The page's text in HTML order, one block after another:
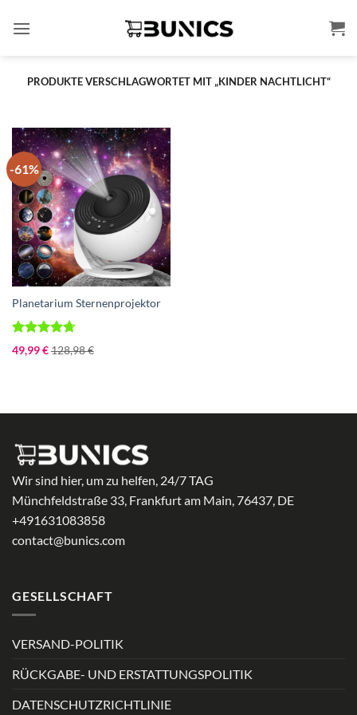
Inhalt
PRODUKTE VERSCHLAGWORTET MIT „KINDER NACHTLICHT“
-61%
Planetarium Sternenprojektor
Bewertet
mit 4.69
49,99€128,98€
Wir sind hier, um zu helfen, 24/7 TAG
Münchfeldstraße 33, Frankfurt am Main, 76437, DE
+491631083858
contact@bunics.com
GESELLSCHAFT
VERSAND-POLITIK
RÜCKGABE- UND ERSTATTUNGSPOLITIK
DATENSCHUTZRICHTLINIE